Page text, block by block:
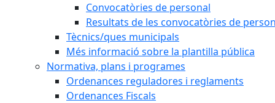
Convocatòries de personal
Resultats de les convocatòries de
Tècnics/ques municipals
Més informació sobre la plantilla pública
Normativa, plans i programes
Ordenances reguladores i reglaments
Ordenances Fiscals